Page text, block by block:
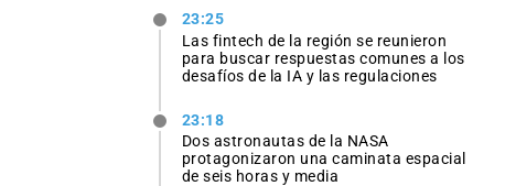
23:25
Las fintech de la región se reunieron
para buscar respuestas comunes a los
desafíos de la IA y las regulaciones
23:18
Dos astronautas de la NASA
protagonizaron una caminata espacial
de seis horas y media